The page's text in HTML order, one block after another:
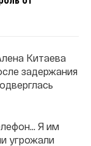
Китаева
задержания
Я им
угрожали